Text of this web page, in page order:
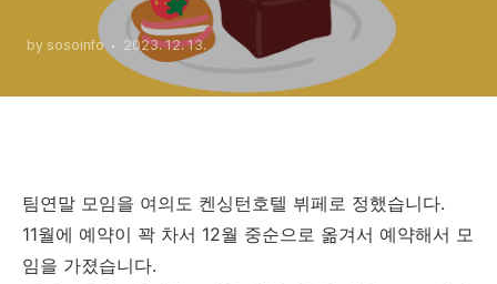
by sosoinfo 2023. 12. 13.
팀연말 모임을 여의도 켄싱턴호텔 뷔페로 정했습니다.
11월에 예약이 꽉 차서 12월 중순으로 옮겨서 예약해서 모
임을 가졌습니다.